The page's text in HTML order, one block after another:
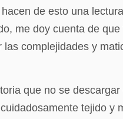
de esto una
me doy cuenta de
complejidades y
que no se
tejido y